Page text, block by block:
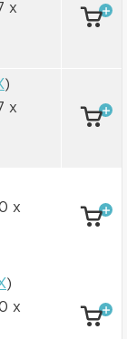
x
)
x
x
)
x